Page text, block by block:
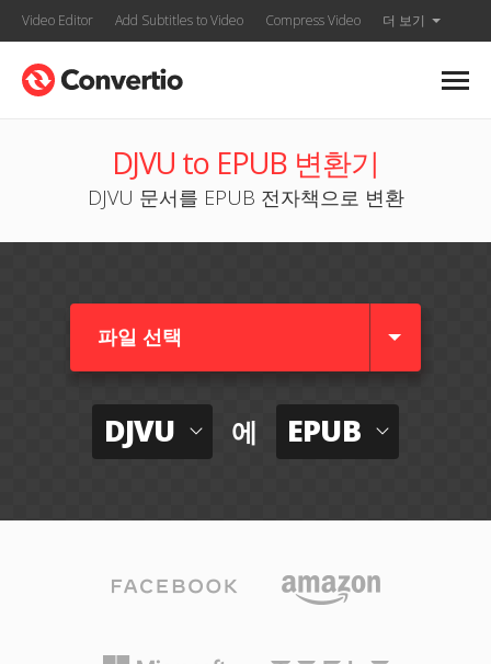
Video Editor Add Subtitles to Video Compress Video 더 보기
DJVU to EPUB 변환기
DJVU 문서를 EPUB 전자책으로 변환
파일 선택
DJVU 에 EPUB